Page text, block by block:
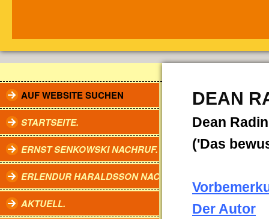
AUF WEBSITE SUCHEN
STARTSEITE.
ERNST SENKOWSKI NACHRUF.
ERLENDUR HARALDSSON NACHRUF.
AKTUELL.
DEAN
Dean
('Das
Der Autor